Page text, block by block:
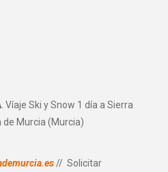
. Víaje Ski y Snow 1 día a Sierra
de Murcia (Murcia)
// Solicitar